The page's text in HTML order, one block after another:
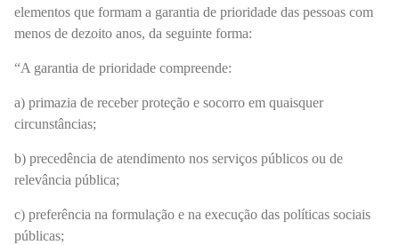
elementos que formam a garantia de prioridade das pessoas com
menos de dezoito anos, da seguinte forma:
“A garantia de prioridade compreende:
a) primazia de receber proteção e socorro em quaisquer
circunstâncias;
b) precedência de atendimento nos serviços públicos ou de
relevância pública;
c) preferência na formulação e na execução das políticas sociais
públicas;